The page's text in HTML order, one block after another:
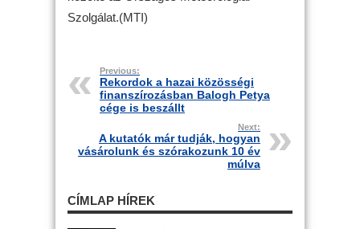
Szolgálat.(MTI)
Previous:
Rekordok a hazai közösségi
finanszírozásban Balogh Petya
cége is beszállt
Next:
A kutatók már tudják, hogyan
vásárolunk és szórakozunk 10 év
múlva
CÍMLAP HÍREK